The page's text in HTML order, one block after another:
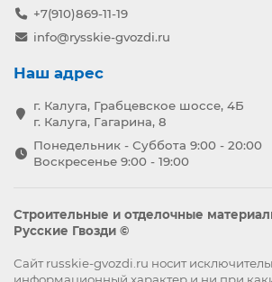
+7(910)869-11-19
info@rysskie-gvozdi.ru
Наш адрес
г. Калуга, Грабцевское шоссе, 4Б
г. Калуга, Гагарина, 8
Понедельник - Суббота 9:00 - 20:00
Воскресенье 9:00 - 19:00
Строительные и отделочные
Русские Гвозди ©
Сайт russkie-gvozdi.ru носит